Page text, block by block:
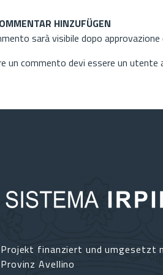
HINZUFÜGEN
sarà visibile dopo approvazione
un commento devi essere un
Projekt finanziert und umgesetzt
Provinz Avellino